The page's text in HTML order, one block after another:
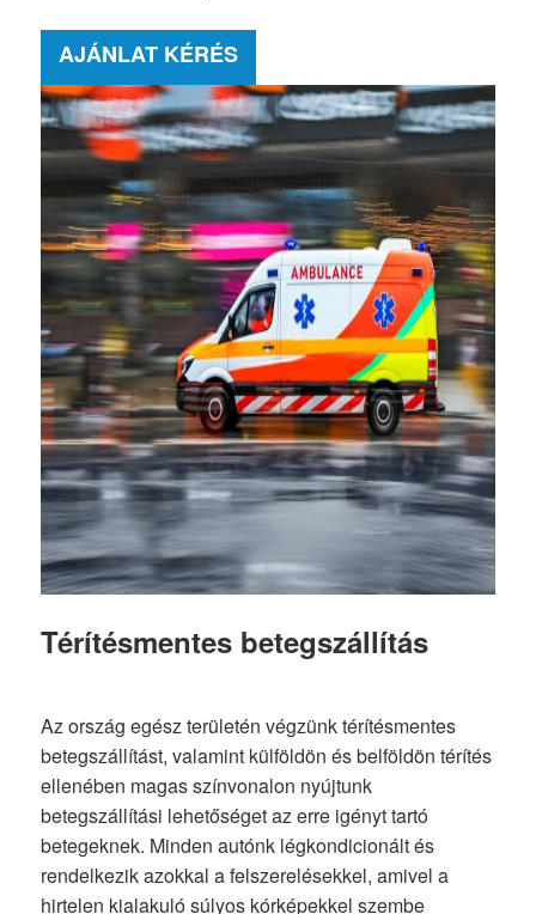
AJÁNLAT KÉRÉS
Térítésmentes betegszállítás
Az ország egész területén végzünk térítésmentes
betegszállítást, valamint külföldön és belföldön térítés
ellenében magas színvonalon nyújtunk
betegszállítási lehetőséget az erre igényt tartó
betegeknek. Minden autónk légkondicionált és
rendelkezik azokkal a felszerelésekkel, amivel a
hirtelen kialakuló súlyos kórképekkel szembe